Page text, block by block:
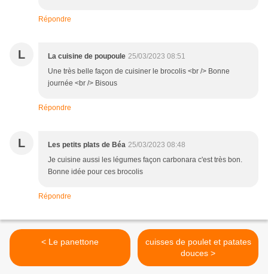
Répondre
L La cuisine de poupoule 25/03/2023 08:51
Une très belle façon de cuisiner le brocolis <br /> Bonne
journée <br /> Bisous
Répondre
L Les petits plats de Béa 25/03/2023 08:48
Je cuisine aussi les légumes façon carbonara c'est très bon.
Bonne idée pour ces brocolis
Répondre
< Le panettone
cuisses de poulet et patates
douces >